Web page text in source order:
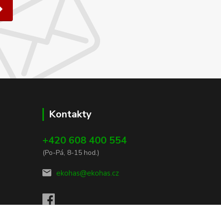
Kontakty
+420 608 400 554
(Po-Pá, 8-15 hod.)
ekohas@ekohas.cz